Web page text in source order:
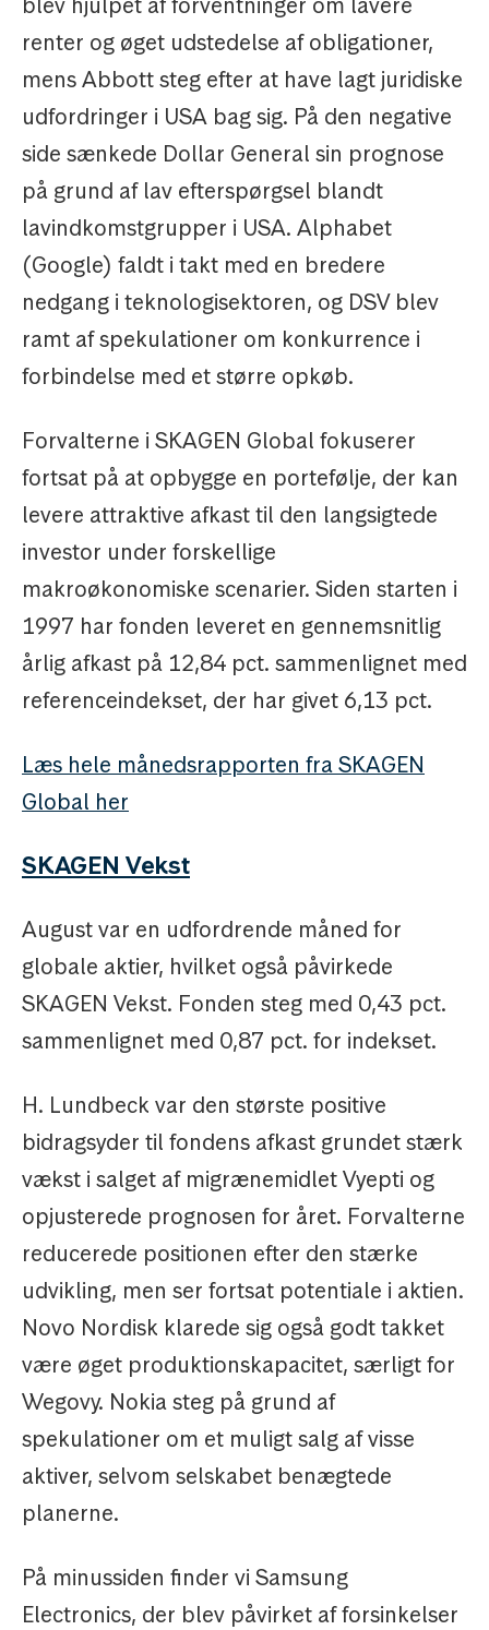
renter og øget udstedelse af obligationer,
mens Abbott steg efter at have lagt juridiske
udfordringer i USA bag sig. På den negative
side sænkede Dollar General sin prognose
på grund af lav efterspørgsel blandt
lavindkomstgrupper i USA. Alphabet
(Google) faldt i takt med en bredere
nedgang i teknologisektoren, og DSV blev
ramt af spekulationer om konkurrence i
forbindelse med et større opkøb.
Forvalterne i SKAGEN Global fokuserer
fortsat på at opbygge en portefølje, der kan
levere attraktive afkast til den langsigtede
investor under forskellige
makroøkonomiske scenarier. Siden starten i
1997 har fonden leveret en gennemsnitlig
årlig afkast på 12,84 pct. sammenlignet med
referenceindekset, der har givet 6,13 pct.
Læs hele månedsrapporten fra SKAGEN
Global her
SKAGEN Vekst
August var en udfordrende måned for
globale aktier, hvilket også påvirkede
SKAGEN Vekst. Fonden steg med 0,43 pct.
sammenlignet med 0,87 pct. for indekset.
H. Lundbeck var den største positive
bidragsyder til fondens afkast grundet stærk
vækst i salget af migrænemidlet Vyepti og
opjusterede prognosen for året. Forvalterne
reducerede positionen efter den stærke
udvikling, men ser fortsat potentiale i aktien.
Novo Nordisk klarede sig også godt takket
være øget produktionskapacitet, særligt for
Wegovy. Nokia steg på grund af
spekulationer om et muligt salg af visse
aktiver, selvom selskabet benægtede
planerne.
På minussiden finder vi Samsung
Electronics, der blev påvirket af forsinkelser